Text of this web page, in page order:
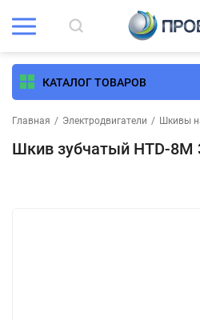
КАТАЛОГ ТОВАРОВ
Главная / Электродвигатели / Шкивы
Шкив зубчатый HTD-8M